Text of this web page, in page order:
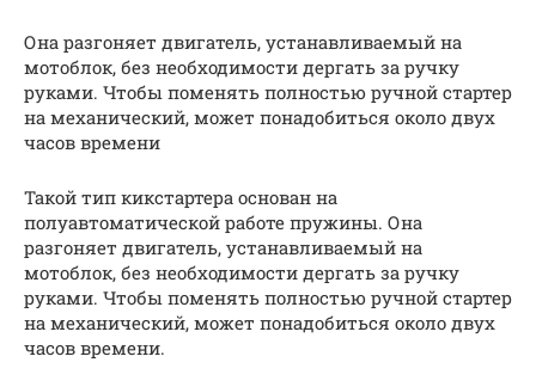
Она разгоняет двигатель, устанавливаемый на
мотоблок, без необходимости дергать за ручку
руками. Чтобы поменять полностью ручной стартер
на механический, может понадобиться около двух
часов времени
Такой тип кикстартера основан на
полуавтоматической работе пружины. Она
разгоняет двигатель, устанавливаемый на
мотоблок, без необходимости дергать за ручку
руками. Чтобы поменять полностью ручной стартер
на механический, может понадобиться около двух
часов времени.